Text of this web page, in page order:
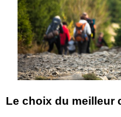
Le choix du meilleur